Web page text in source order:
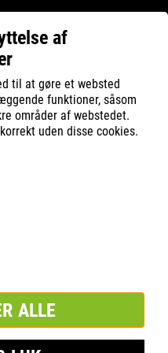
af
til at gøre et websted
funktioner, såsom
områder af webstedet.
uden disse cookies.
ALLE